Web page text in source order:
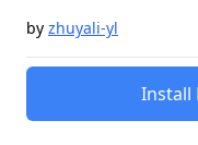
by zhuyali-yl
Install